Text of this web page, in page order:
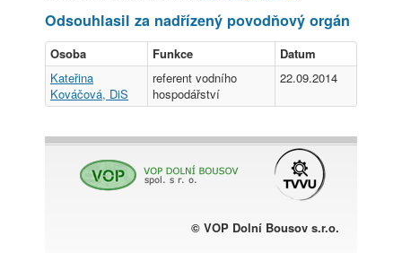
Odsouhlasil za nadřízený povodňový orgán
Osoba Funkce
Datum
Kateřina
Kováčová, DiS
referent vodního
hospodářství
22.09.2014
© VOP Dolní Bousov s.r.o.